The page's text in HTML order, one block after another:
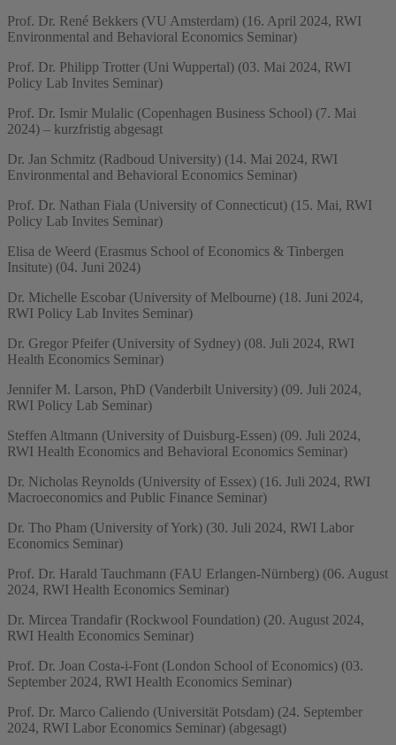
Prof. Dr. René Bekkers (VU Amsterdam) (16. April 2024, RWI
Environmental and Behavioral Economics Seminar)
Prof. Dr. Philipp Trotter (Uni Wuppertal) (03. Mai 2024, RWI
Policy Lab Invites Seminar)
Prof. Dr. Ismir Mulalic (Copenhagen Business School) (7. Mai
2024) – kurzfristig abgesagt
Dr. Jan Schmitz (Radboud University) (14. Mai 2024, RWI
Environmental and Behavioral Economics Seminar)
Prof. Dr. Nathan Fiala (University of Connecticut) (15. Mai, RWI
Policy Lab Invites Seminar)
Elisa de Weerd (Erasmus School of Economics & Tinbergen
Insitute) (04. Juni 2024)
Dr. Michelle Escobar (University of Melbourne) (18. Juni 2024,
RWI Policy Lab Invites Seminar)
Dr. Gregor Pfeifer (University of Sydney) (08. Juli 2024, RWI
Health Economics Seminar)
Jennifer M. Larson, PhD (Vanderbilt University) (09. Juli 2024,
RWI Policy Lab Seminar)
Steffen Altmann (University of Duisburg-Essen) (09. Juli 2024,
RWI Health Economics and Behavioral Economics Seminar)
Dr. Nicholas Reynolds (University of Essex) (16. Juli 2024, RWI
Macroeconomics and Public Finance Seminar)
Dr. Tho Pham (University of York) (30. Juli 2024, RWI Labor
Economics Seminar)
Prof. Dr. Harald Tauchmann (FAU Erlangen-Nürnberg) (06. August
2024, RWI Health Economics Seminar)
Dr. Mircea Trandafir (Rockwool Foundation) (20. August 2024,
RWI Health Economics Seminar)
Prof. Dr. Joan Costa-i-Font (London School of Economics) (03.
September 2024, RWI Health Economics Seminar)
Prof. Dr. Marco Caliendo (Universität Potsdam) (24. September
2024, RWI Labor Economics Seminar) (abgesagt)